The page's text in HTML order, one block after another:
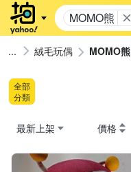
MOMO熊
絨毛玩偶 MOMO熊
全部
分類
最新上架 價格